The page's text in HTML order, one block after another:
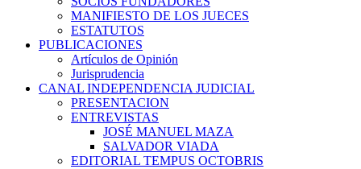
MANIFIESTO DE LOS JUECES
ESTATUTOS
PUBLICACIONES
Artículos de Opinión
Jurisprudencia
CANAL INDEPENDENCIA JUDICIAL
PRESENTACION
ENTREVISTAS
JOSÉ MANUEL MAZA
SALVADOR VIADA
EDITORIAL TEMPUS OCTOBRIS